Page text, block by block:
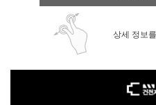
상세 정보